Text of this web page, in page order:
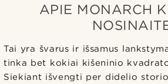
APIE MONARCH
Tai yra švarus ir išsamus
tinka bet kokiai kišeninio
Siekiant išvengti per didelio